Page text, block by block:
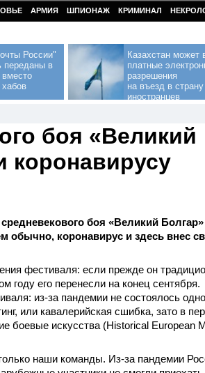
АРМИЯ ШПИОНАЖ КРИМИНАЛ
России"
переданы в
Казахстан может
платные
разрешения
на въезд в
иностранцев
боя «Великий
коронавирусу
боя «Великий Болгар»
обычно, коронавирус и здесь внес
фестиваля: если прежде он
году его перенесли на конец сентября.
из-за пандемии не состоялось
или кавалерийская сшибка, зато в
боевые искусства (Historical European
наши команды. Из-за пандемии